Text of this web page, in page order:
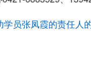
员张凤霞的责任人